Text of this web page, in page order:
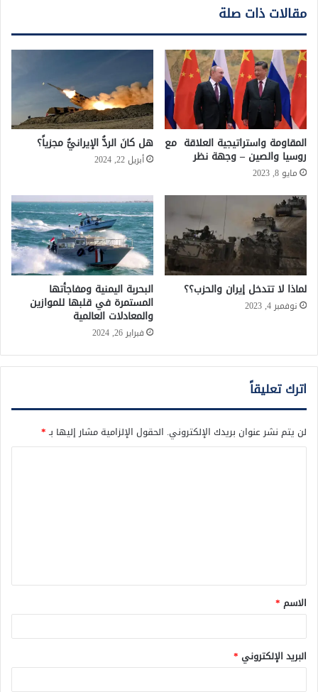
مقالات ذات صلة
المقاومة واستراتيجية العلاقة مع
روسيا والصين – وجهة نظر
مايو 8, 2023
هل كانَ الردُّ الإيرانيُّ مجزياً؟
أبريل 22, 2024
لماذا لا تتدخل إيران والحزب؟؟
نوفمبر 4, 2023
البحربة اليمنية ومفاجأتها
المستمرة في قلبها للموازين
والمعادلات العالمية
فبراير 26, 2024
اترك تعليقاً
لن يتم نشر عنوان بريدك الإلكتروني. الحقول الإلزامية مشار إليها بـ*
ق
*
الاسم *
البريد الإلكتروني *